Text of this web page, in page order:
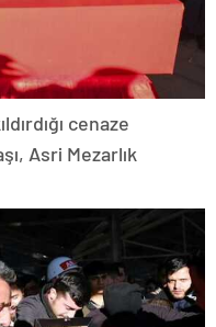
cenaze
Asri Mezarlık